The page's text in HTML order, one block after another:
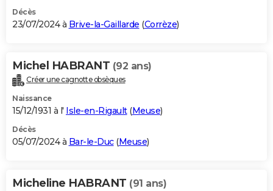
Décès
23/07/2024 à Brive-la-Gaillarde (Corrèze)
Michel HABRANT (92 ans)
Créer une cagnotte obsèques
Naissance
15/12/1931 à l' Isle-en-Rigault(Meuse)
Décès
05/07/2024 à Bar-le-Duc(Meuse)
Micheline HABRANT (91 ans)